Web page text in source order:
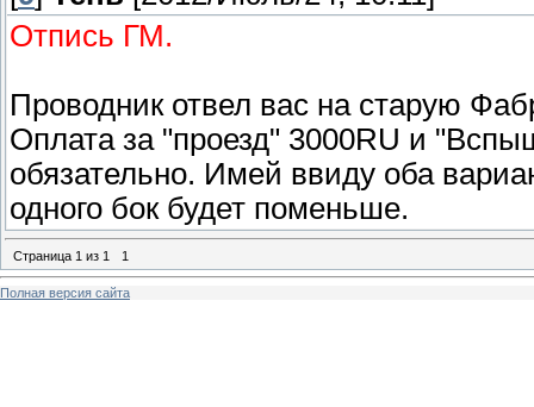
Отпись ГМ.
Проводник отвел вас на старую
Оплата за "проезд" 3000RU и
обязательно. Имей ввиду оба
одного бок будет поменьше.
Страница 1 из 1 1
Полная версия сайта